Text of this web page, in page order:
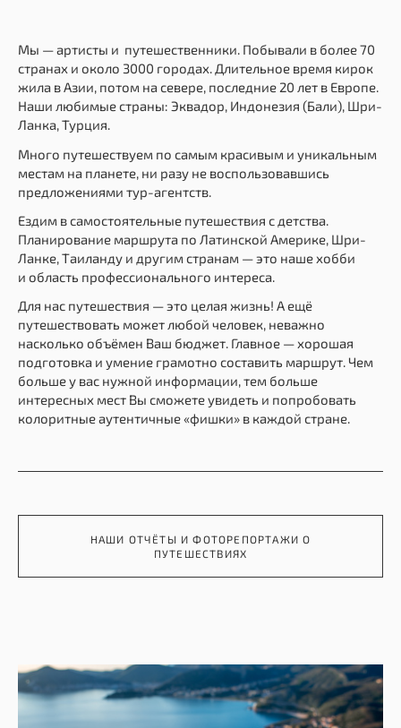
Мы — артисты и путешественники. Побывали в более 70
странах и около 3000 городах. Длительное время кирок
жила в Азии, потом на севере, последние 20 лет в Европе.
Наши любимые страны: Эквадор, Индонезия (Бали), Шри-
Ланка, Турция.
Много путешествуем по самым красивым и уникальным
местам на планете, ни разу не воспользовавшись
предложениями тур-агентств.
Ездим в самостоятельные путешествия с детства.
Планирование маршрута по Латинской Америке, Шри-
Ланке, Таиланду и другим странам — это наше хобби
и область профессионального интереса.
Для нас путешествия — это целая жизнь! А ещё
путешествовать может любой человек, неважно
насколько объёмен Ваш бюджет. Главное — хорошая
подготовка и умение грамотно составить маршрут. Чем
больше у вас нужной информации, тем больше
интересных мест Вы сможете увидеть и попробовать
колоритные аутентичные «фишки» в каждой стране.
НАШИ ОТЧЁТЫ И ФОТОРЕПОРТАЖИ О
ПУТЕШЕСТВИЯХ